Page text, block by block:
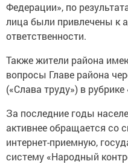
Федерации», по
лица были привлечены к
ответственности.
Также жители района
вопросы Главе района
(«Слава труду») в
За последние годы
активнее обращается со
интернет-приемную,
систему «Народный